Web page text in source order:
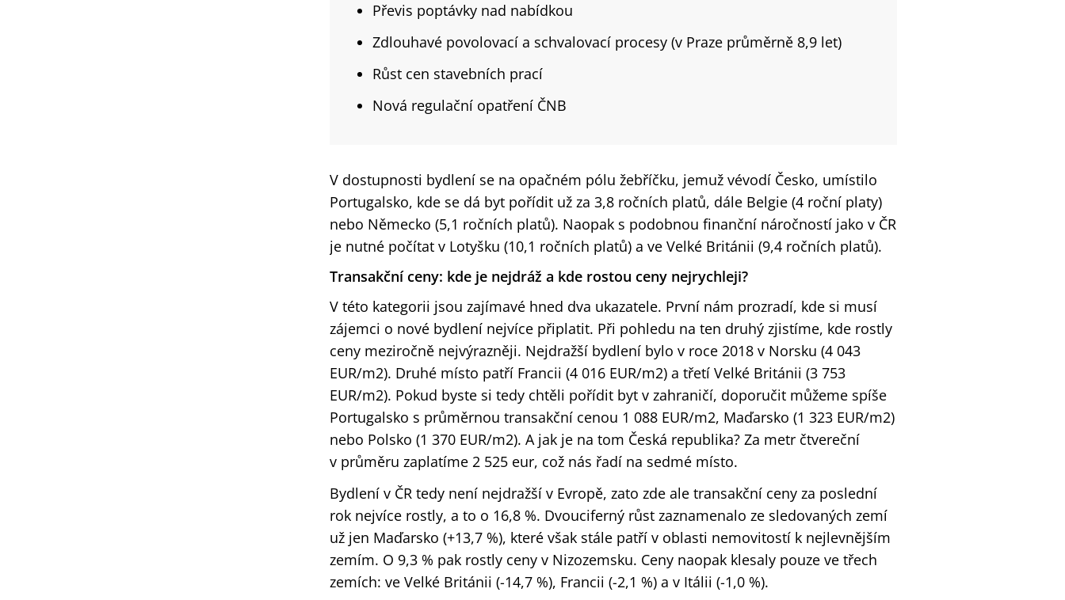
Převis poptávky nad nabídkou
Zdlouhavé povolovací a schvalovací procesy (v Praze průměrně 8,9 let)
Růst cen stavebních prací
Nová regulační opatření ČNB
V dostupnosti bydlení se na opačném pólu žebříčku, jemuž vévodí Česko, umístilo
Portugalsko, kde se dá byt pořídit už za 3,8 ročních platů, dále Belgie (4 roční platy)
nebo Německo (5,1 ročních platů). Naopak s podobnou finanční náročností jako v ČR
je nutné počítat v Lotyšku (10,1 ročních platů) a ve Velké Británii (9,4 ročních platů).
Transakční ceny: kde je nejdráž a kde rostou ceny nejrychleji?
V této kategorii jsou zajímavé hned dva ukazatele. První nám prozradí, kde si musí
zájemci o nové bydlení nejvíce připlatit. Při pohledu na ten druhý zjistíme, kde rostly
ceny meziročně nejvýrazněji. Nejdražší bydlení bylo v roce 2018 v Norsku (4 043
EUR/m2). Druhé místo patří Francii (4 016 EUR/m2) a třetí Velké Británii (3 753
EUR/m2). Pokud byste si tedy chtěli pořídit byt v zahraničí, doporučit můžeme spíše
Portugalsko s průměrnou transakční cenou 1 088 EUR/m2, Maďarsko (1 323 EUR/m2)
nebo Polsko (1 370 EUR/m2). A jak je na tom Česká republika? Za metr čtvereční
v průměru zaplatíme 2 525 eur, což nás řadí na sedmé místo.
Bydlení v ČR tedy není nejdražší v Evropě, zato zde ale transakční ceny za poslední
rok nejvíce rostly, a to o 16,8 %. Dvouciferný růst zaznamenalo ze sledovaných zemí
už jen Maďarsko (+13,7 %), které však stále patří v oblasti nemovitostí k nejlevnějším
zemím. O 9,3 % pak rostly ceny v Nizozemsku. Ceny naopak klesaly pouze ve třech
zemích: ve Velké Británii (-14,7 %), Francii (-2,1 %) a v Itálii (-1,0 %).